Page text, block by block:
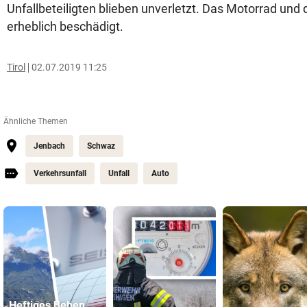
Unfallbeteiligten blieben unverletzt. Das Motorrad und
erheblich beschädigt.
Tirol 02.07.2019 11:25
Ähnliche Themen
Jenbach Schwaz
Verkehrsunfall Unfall Auto